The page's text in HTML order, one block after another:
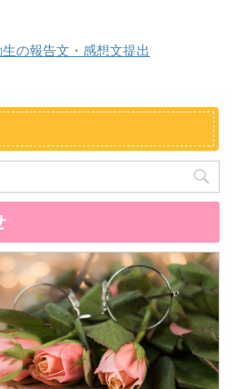
の報告文・感想文提出